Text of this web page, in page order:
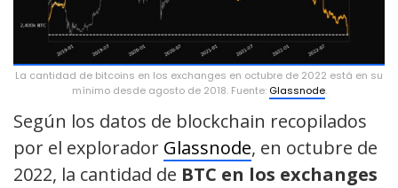
La cantidad de bitcoins en los exchanges en octubre de 2022 está en su
mínimo desde agosto de 2018. Fuente: Glassnode.
Según los datos de blockchain recopilados
por el explorador Glassnode, en octubre de
2022, la cantidad de BTC en los exchanges